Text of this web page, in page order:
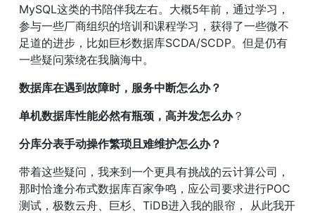
MySQL这类的书陪伴我左右。大概5年前，通过学习，
参与一些厂商组织的培训和课程学习，获得了一些微不
足道的进步，比如巨杉数据库SCDA/SCDP。但是仍有
一些疑问萦绕在我脑海中。
数据库在遇到故障时，服务中断怎么办？
单机数据库性能必然有瓶颈，高并发怎么办？
分库分表手动操作繁琐且难维护怎么办？
带着这些疑问，我来到一个更具有挑战的云计算公司，
那时恰逢分布式数据库百家争鸣，应公司要求进行POC
测试，极数云舟、巨杉、TiDB进入我的眼帘， 从此我开